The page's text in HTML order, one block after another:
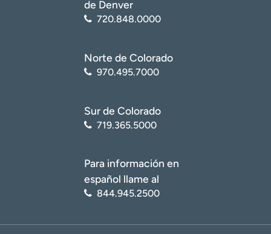
de Denver
720.848.0000
Norte de Colorado
970.495.7000
Sur de Colorado
719.365.5000
Para información en
español llame al
844.945.2500